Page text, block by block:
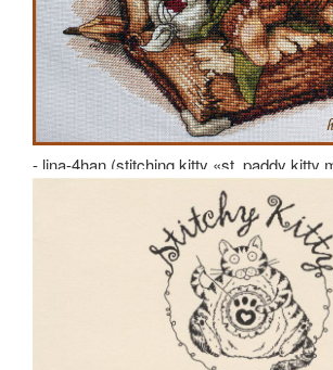
- lina-4han (stitching kitty «st. paddy kitty